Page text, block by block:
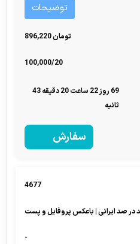
توضیحات
تومان 896,220
100,000/20
69 روز 22 ساعت 20 دقیقه 43
ثانیه
سفارش
4677
صد ایرانی | باعکس پروفایل و پست
-